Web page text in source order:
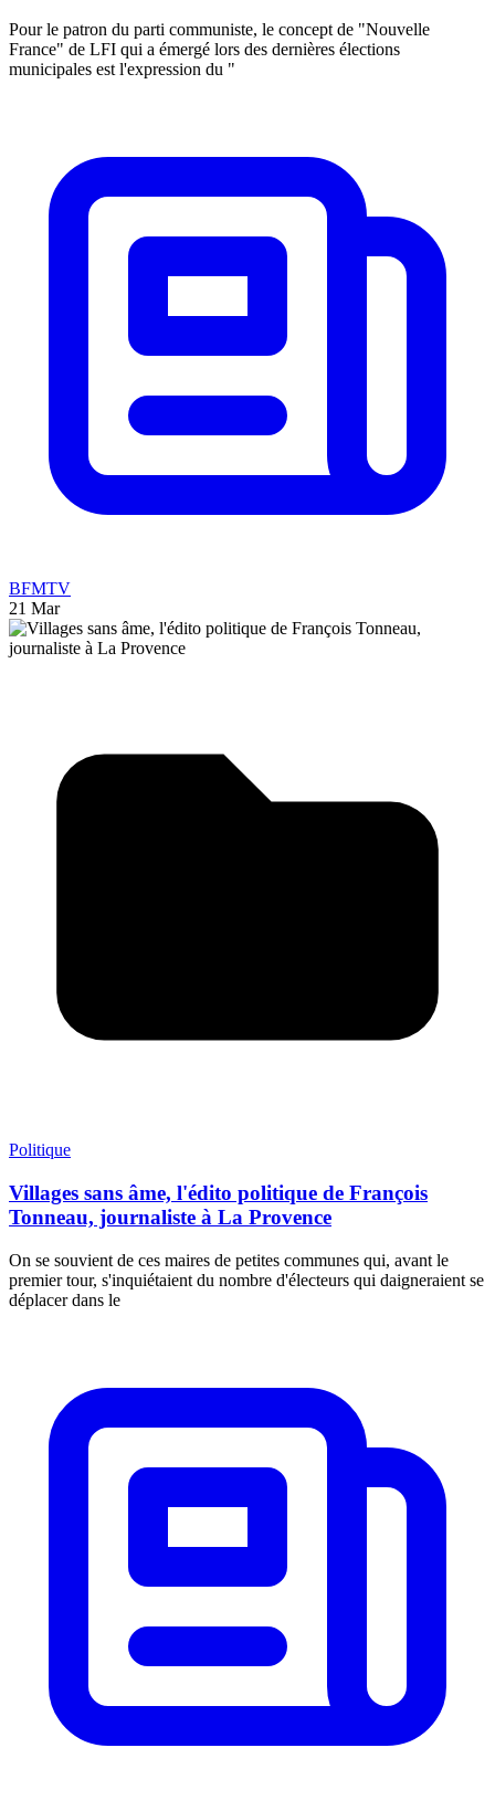
Pour le patron du parti communiste, le concept de "Nouvelle
France" de LFI qui a émergé lors des dernières élections
municipales est l'expression du "
BFMTV
21 Mar
Politique
Villages sans âme, l'édito politique de François
Tonneau, journaliste à La Provence
On se souvient de ces maires de petites communes qui, avant le
premier tour, s'inquiétaient du nombre d'électeurs qui daigneraient se
déplacer dans le